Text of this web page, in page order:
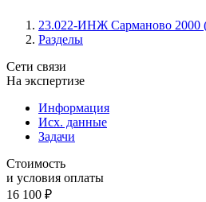
23.022-ИНЖ Сарманово 2000
Разделы
Сети связи
На экспертизе
Информация
Исх. данные
Задачи
Стоимость
и условия оплаты
16 100 ₽